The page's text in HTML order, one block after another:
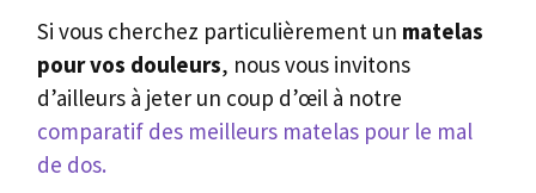
Si vous cherchez particulièrement un matelas
pour vos douleurs, nous vous invitons
d’ailleurs à jeter un coup d’œil à notre
comparatif des meilleurs matelas pour le mal
de dos.